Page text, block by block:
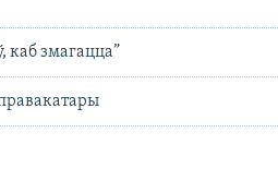
каб змагацца”